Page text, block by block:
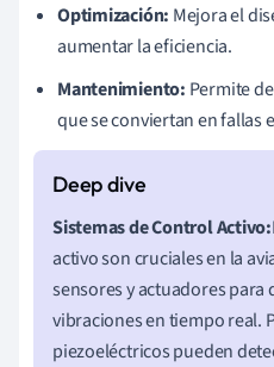
Optimización: Mejora el
aumentar la eficiencia.
Mantenimiento: Permite
que se conviertan en fallas
Sistemas de Control Activo:
activo son cruciales en la
sensores y actuadores
vibraciones en tiempo real.
piezoeléctricos pueden